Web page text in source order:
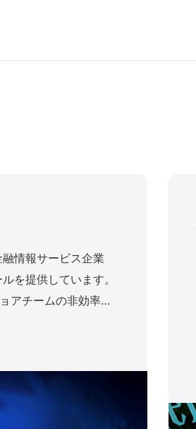
情報サービス企業
を提供しています。
アチームの非効率性